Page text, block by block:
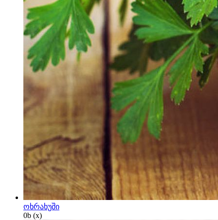
ოხრახუში
0b (x)